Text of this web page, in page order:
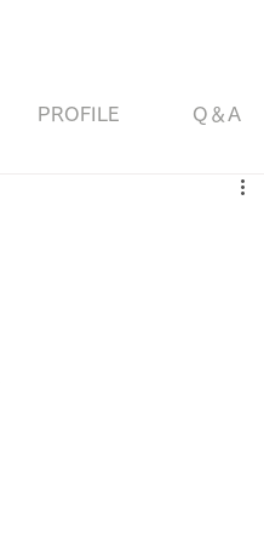
PROFILE Q＆A